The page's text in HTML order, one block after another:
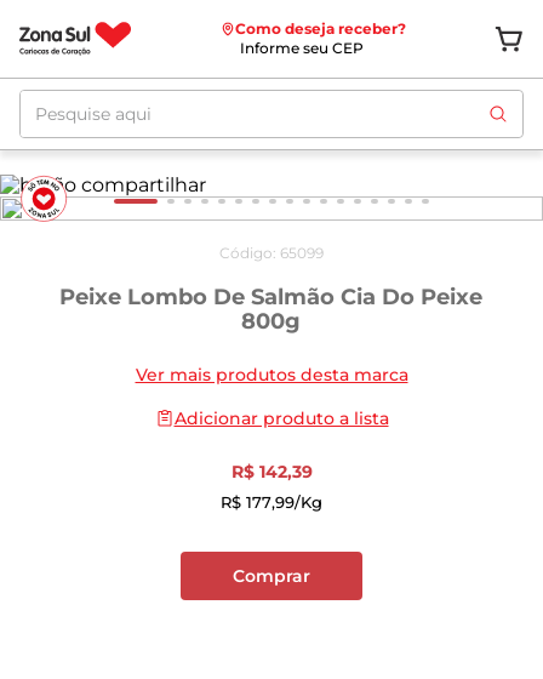
Como deseja receber?
Informe seu CEP
Pesquise aqui
Código: 65099
Peixe Lombo De Salmão Cia Do Peixe
800g
Ver mais produtos desta marca
Adicionar produto a lista
R$ 142,39
R$ 177,99/kg
Comprar